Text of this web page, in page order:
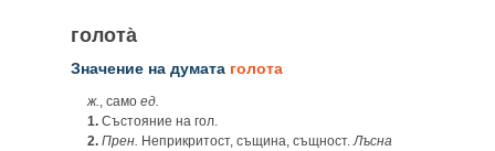
голота̀
Значение на думата голота
ж., само ед.
1. Състояние на гол.
2. Прен. Неприкритост, същина, същност.Лъсна